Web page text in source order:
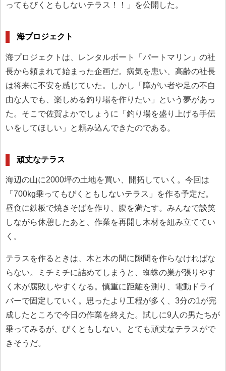
ってもびくともしないテラス！！」を公開した。
海プロジェクト
海プロジェクトは、レンタルボート「パートマリン」の社
長から頼まれて始まった企画だ。病気を患い、高齢の社長
は将来に不安を感じていた。しかし「障がい者や足の不自
由な人でも、楽しめる釣り場を作りたい」という夢があっ
た。そこで佐賀よかでしょうに「釣り場を盛り上げる手伝
いをしてほしい」と頼み込んできたのである。
頑丈なテラス
海辺の山に2000坪の土地を買い、開拓していく。今回は
「700kg乗ってもびくともしないテラス」を作る予定だ。
昼食に鉄板で焼きそばを作り、腹を満たす。みんなで談笑
しながら休憩したあと、作業を再開し木材を組み立ててい
く。
テラスを作るときは、木と木の間に隙間を作らなければな
らない。ミチミチに詰めてしまうと、蜘蛛の巣が張りやす
く木が腐敗しやすくなる。慎重に距離を測り、電動ドライ
バーで固定していく。思ったより工程が多く、3分の1が完
成したところで今日の作業を終えた。試しに9人の男たちが
乗ってみるが、びくともしない。とても頑丈なテラスがで
きそうだ。